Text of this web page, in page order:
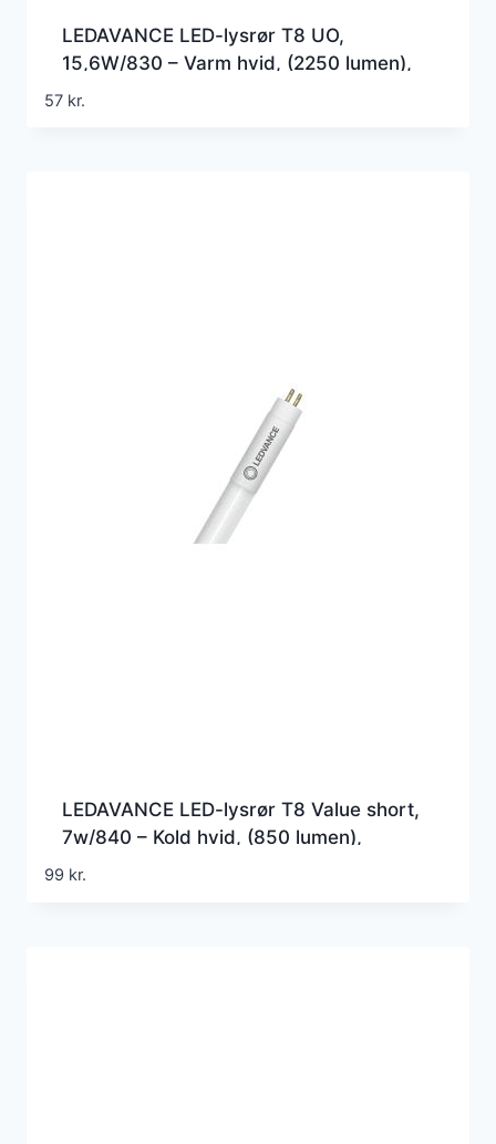
LEDAVANCE LED-lysrør T8 UO,
15,6W/830 – Varm hvid, (2250 lumen),
1200mm, G5 (Erstatter 36w), EM+230v
57 kr.
LEDAVANCE LED-lysrør T8 Value short,
7w/840 – Kold hvid, (850 lumen),
517mm, G5 (Erstatter 13w), HF
99 kr.